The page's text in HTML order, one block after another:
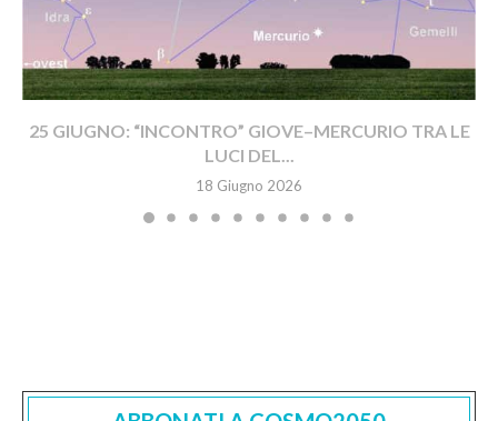
25 GIUGNO: “INCONTRO” GIOVE–MERCURIO TRA LE
LUCI DEL...
18 Giugno 2026